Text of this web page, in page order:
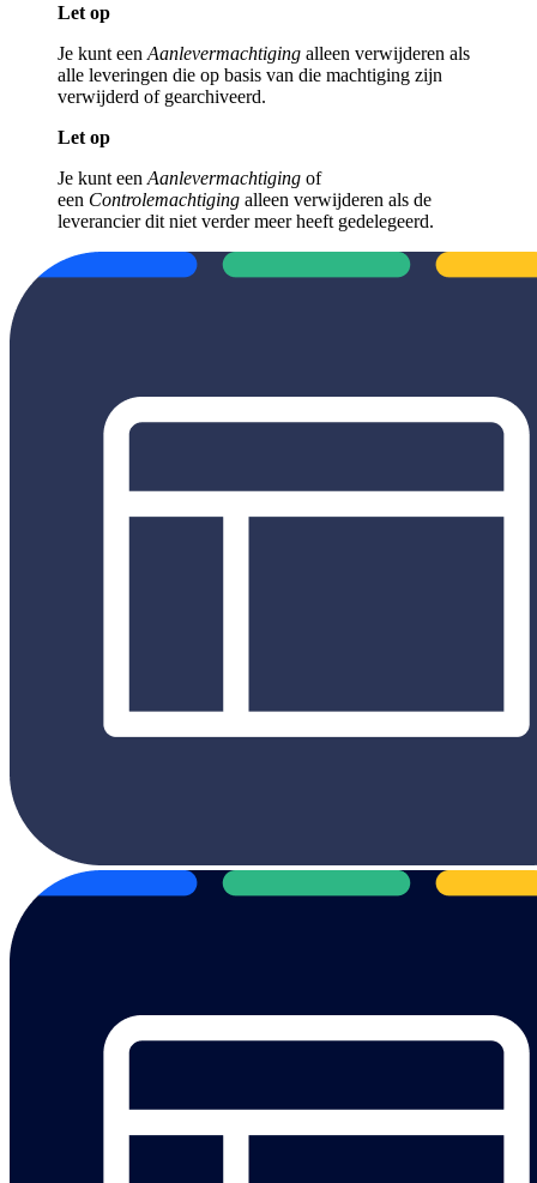
Let op
Je kunt een Aanlevermachtiging alleen verwijderen als
alle leveringen die op basis van die machtiging zijn
verwijderd of gearchiveerd.
Let op
Je kunt een Aanlevermachtiging of
een Controlemachtiging alleen verwijderen als de
leverancier dit niet verder meer heeft gedelegeerd.